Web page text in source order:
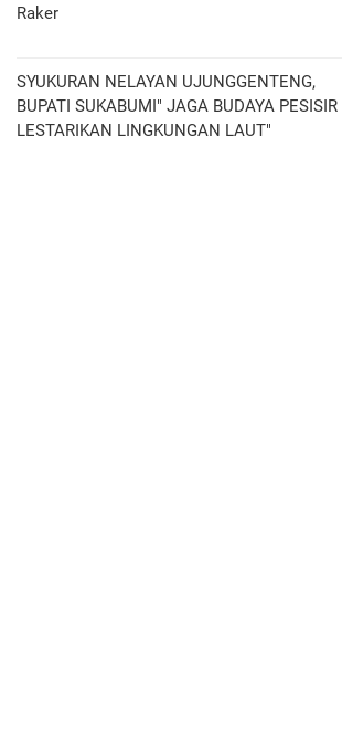
Raker
SYUKURAN NELAYAN UJUNGGENTENG,
BUPATI SUKABUMI" JAGA BUDAYA PESISIR
LESTARIKAN LINGKUNGAN LAUT"